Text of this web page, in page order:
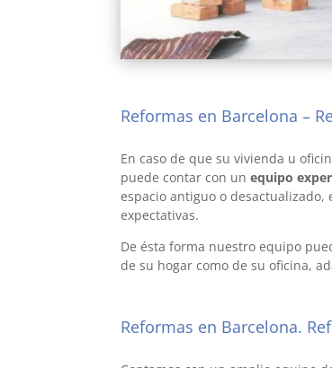
Reformas en Barcelona –
En caso de que su vivienda u
puede contar con unequipo
espacio antiguo o
expectativas.
De ésta forma nuestro equipo
de su hogar como de su oficina,
Reformas en Barcelona.